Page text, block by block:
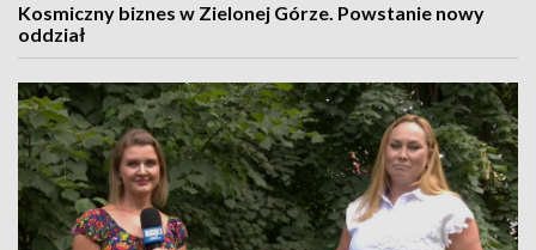
Kosmiczny biznes w Zielonej Górze. Powstanie nowy
oddział